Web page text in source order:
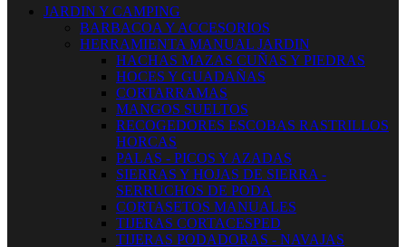
JARDIN Y CAMPING
BARBACOA Y ACCESORIOS
HERRAMIENTA MANUAL JARDIN
HACHAS MAZAS CUÑAS Y PIEDRAS
HOCES Y GUADAÑAS
CORTARRAMAS
MANGOS SUELTOS
RECOGEDORES ESCOBAS RASTRILLOS
HORCAS
PALAS - PICOS Y AZADAS
SIERRAS Y HOJAS DE SIERRA -
SERRUCHOS DE PODA
CORTASETOS MANUALES
TIJERAS CORTACESPED
TIJERAS PODADORAS - NAVAJAS